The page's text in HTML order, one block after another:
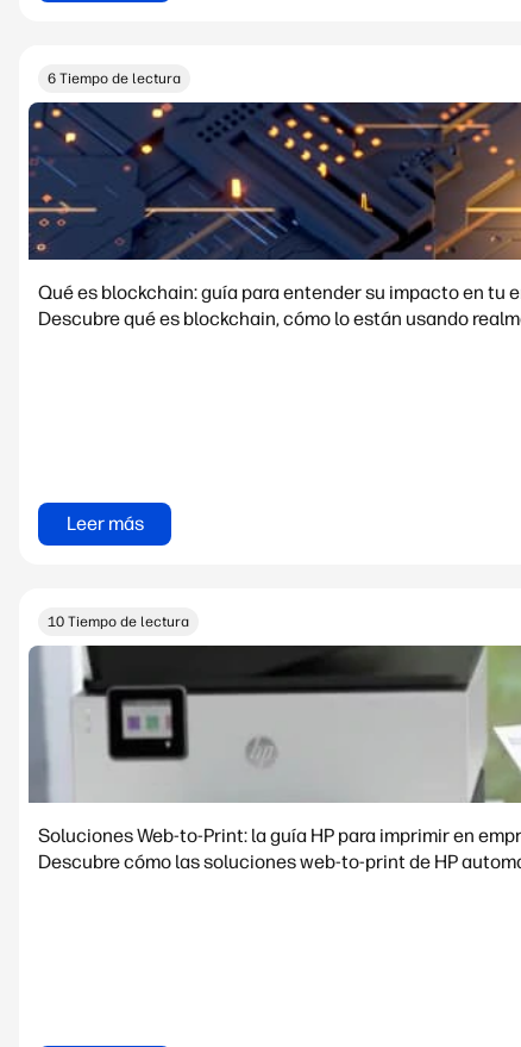
6 Tiempo de lectura
Qué es blockchain: guía para entender su impacto en tu
Descubre qué es blockchain, cómo lo están usando
Leer más
10 Tiempo de lectura
Soluciones Web-to-Print: la guía HP para imprimir en
Descubre cómo las soluciones web-to-print de HP